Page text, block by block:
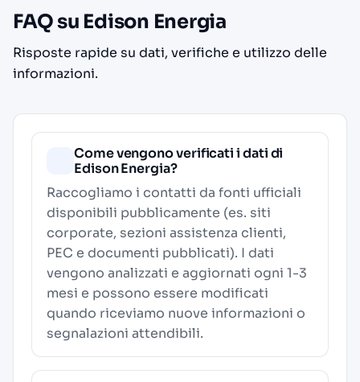
FAQ su Edison Energia
Risposte rapide su dati, verifiche e utilizzo delle
informazioni.
Come vengono verificati i dati di
Edison Energia?
Raccogliamo i contatti da fonti ufficiali
disponibili pubblicamente (es. siti
corporate, sezioni assistenza clienti,
PEC e documenti pubblicati). I dati
vengono analizzati e aggiornati ogni 1-3
mesi e possono essere modificati
quando riceviamo nuove informazioni o
segnalazioni attendibili.